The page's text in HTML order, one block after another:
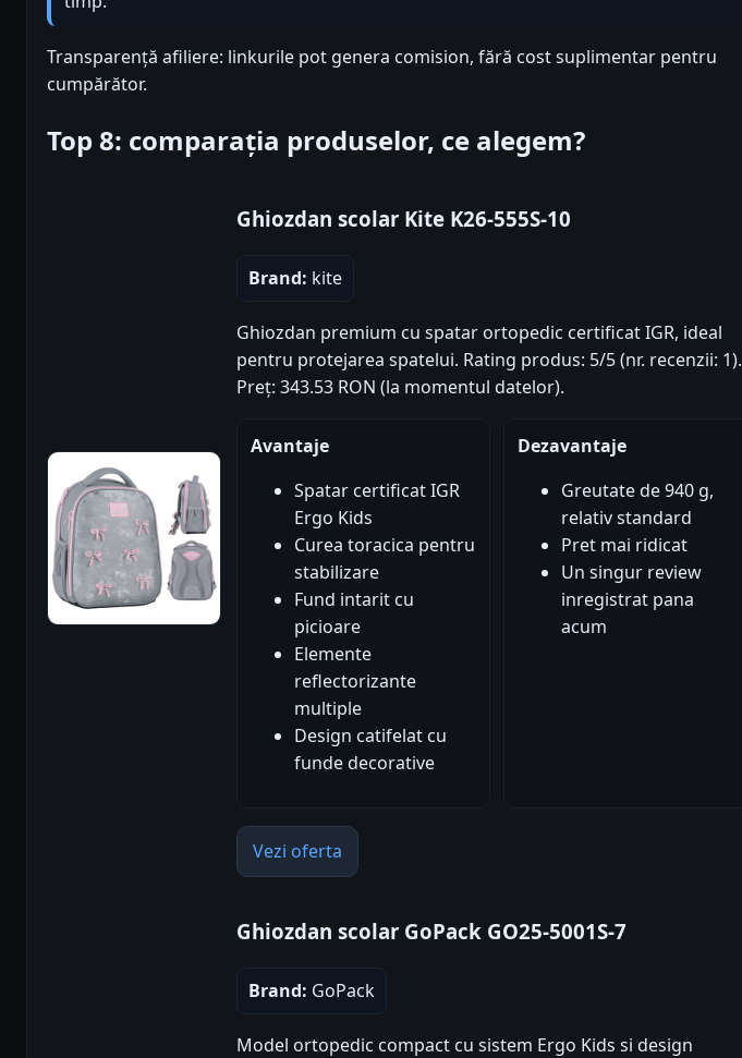
Transparență afiliere: linkurile pot genera comision, fără cost suplimentar pentru
cumpărător.
Top 8: comparația produselor, ce alegem?
Ghiozdan scolar Kite K26-555S-10
Brand: kite
Ghiozdan premium cu spatar ortopedic certificat IGR, ideal
pentru protejarea spatelui. Rating produs: 5/5 (nr. recenzii: 1).
Preț: 343.53 RON (la momentul datelor).
Avantaje
Spatar certificat IGR
Ergo Kids
Curea toracica pentru
stabilizare
Fund intarit cu
picioare
Elemente
reflectorizante
multiple
Design catifelat cu
funde decorative
Dezavantaje
Greutate de 940 g,
relativ standard
Pret mai ridicat
Un singur review
inregistrat pana
acum
Vezi oferta
Ghiozdan scolar GoPack GO25-5001S-7
Brand: GoPack
Model ortopedic compact cu sistem Ergo Kids si design